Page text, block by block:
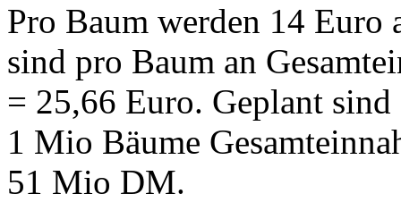
Pro Baum werden 14 Euro
sind pro Baum an
= 25,66 Euro. Geplant
1 Mio Bäume
51 Mio DM.